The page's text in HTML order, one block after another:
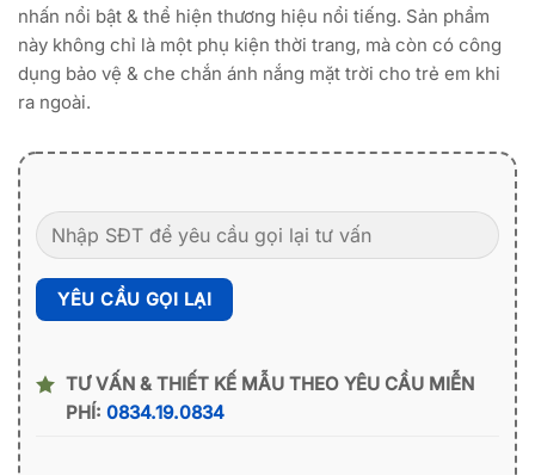
nhấn nổi bật & thể hiện thương hiệu nổi tiếng. Sản phẩm
này không chỉ là một phụ kiện thời trang, mà còn có công
dụng bảo vệ & che chắn ánh nắng mặt trời cho trẻ em khi
ra ngoài.
TƯ VẤN & THIẾT KẾ MẪU THEO YÊU CẦU MIỄN
PHÍ: 0834.19.0834